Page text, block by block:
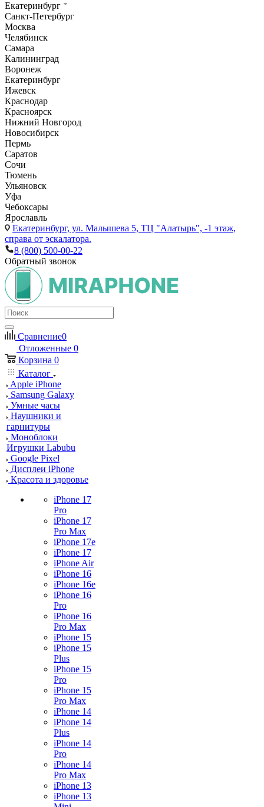
Екатеринбург
Санкт-Петербург
Москва
Челябинск
Самара
Калининград
Воронеж
Екатеринбург
Ижевск
Краснодар
Красноярск
Нижний Новгород
Новосибирск
Пермь
Саратов
Сочи
Тюмень
Ульяновск
Уфа
Чебоксары
Ярославль
Екатеринбург, ул. Малышева 5, ТЦ "Алатырь", -1 этаж,
справа от эскалатора.
8 (800) 500-00-22
Обратный звонок
Сравнение0
Отложенные 0
Корзина 0
Каталог
Apple iPhone
Samsung Galaxy
Умные часы
Наушники и
гарнитуры
Моноблоки
Игрушки Labubu
Google Pixel
Дисплеи iPhone
Красота и здоровье
iPhone 17
Pro
iPhone 17
Pro Max
iPhone 17e
iPhone 17
iPhone Air
iPhone 16
iPhone 16e
iPhone 16
Pro
iPhone 16
Pro Max
iPhone 15
iPhone 15
Plus
iPhone 15
Pro
iPhone 15
Pro Max
iPhone 14
iPhone 14
Plus
iPhone 14
Pro
iPhone 14
Pro Max
iPhone 13
iPhone 13